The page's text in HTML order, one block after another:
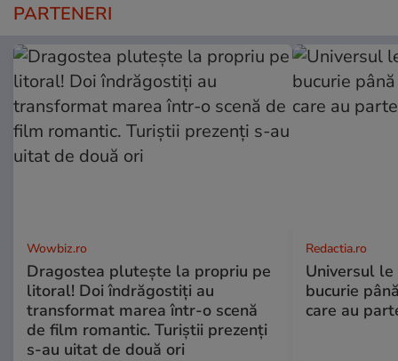
PARTENERI
Wowbiz.ro
Dragostea plutește la propriu pe
litoral! Doi îndrăgostiți au
transformat marea într-o scenă
de film romantic. Turiștii prezenți
s-au uitat de două ori
Redactia.ro
Universul
bucurie
care au